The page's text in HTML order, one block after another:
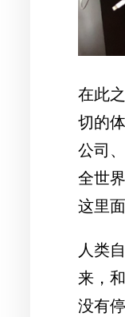
在此
切的
公司
全世
这里
人类
来，
没有